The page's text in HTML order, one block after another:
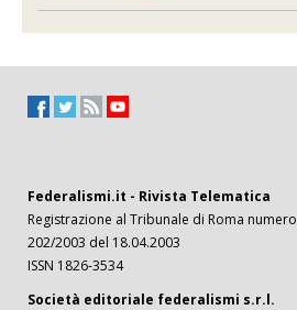
Federalismi.it - Rivista Telematica
Registrazione al Tribunale di Roma numero
202/2003 del 18.04.2003
ISSN 1826-3534
Società editoriale federalismi s.r.l.